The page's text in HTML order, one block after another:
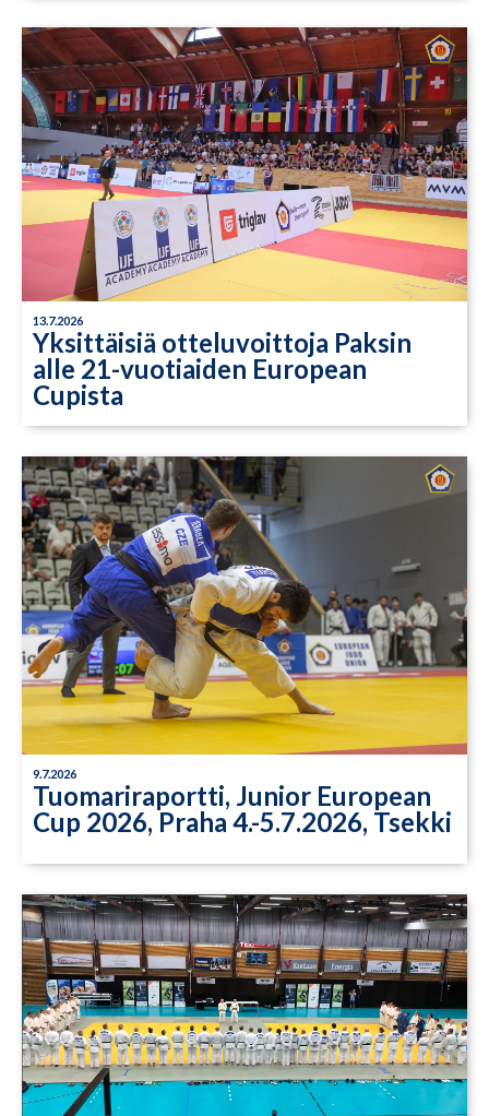
13.7.2026
Yksittäisiä otteluvoittoja Paksin
alle 21-vuotiaiden European
Cupista
9.7.2026
Tuomariraportti, Junior European
Cup 2026, Praha 4.-5.7.2026, Tsekki